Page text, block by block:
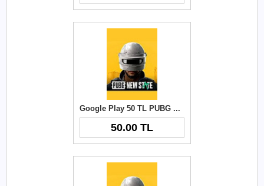
Google Play 50 TL PUBG New State NC
50.00 TL